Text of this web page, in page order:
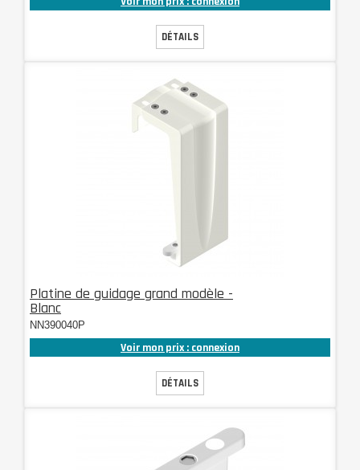
DÉTAILS
Platine de guidage grand modèle -
Blanc
NN390040P
Voir mon prix : connexion
DÉTAILS